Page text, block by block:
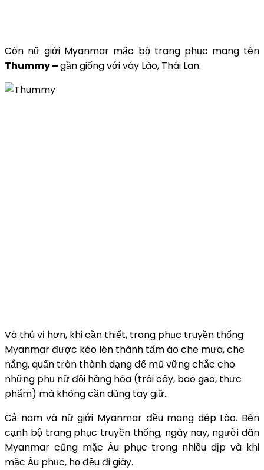
Còn nữ giới Myanmar mặc bộ trang phục mang tên
Thummy –gần giống với váy Lào, Thái Lan.
Và thú vị hơn, khi cần thiết, trang phục truyền thống
Myanmar được kéo lên thành tấm áo che mưa, che
nắng, quấn tròn thành dạng đế mũ vững chắc cho
những phụ nữ đội hàng hóa (trái cây, bao gạo, thực
phẩm) mà không cần dùng tay giữ…
Cả nam và nữ giới Myanmar đều mang dép Lào. Bên
cạnh bộ trang phục truyền thống, ngày nay, người dân
Myanmar cũng mặc Âu phục trong nhiều dịp và khi
mặc Âu phục, họ đều đi giày.